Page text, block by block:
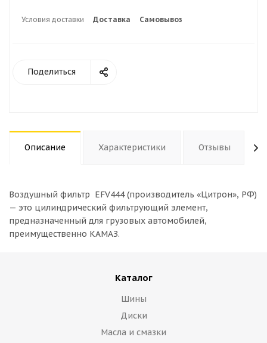
Условия доставки Доставка Самовывоз
Поделиться
Описание Характеристики Отзывы
Воздушный фильтр EFV444 (производитель «Цитрон», РФ)
— это цилиндрический фильтрующий элемент,
предназначенный для грузовых автомобилей,
преимущественно КАМАЗ.
Каталог
Шины
Диски
Масла и смазки